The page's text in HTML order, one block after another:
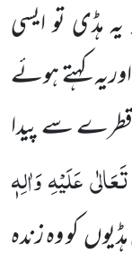
ہڈی تو ایسی
کہتے ہوئے
قطرے سے پیدا
تَعَالٰی عَلَیْہِ وَاٰلِہٖ
کو وہ زندہ